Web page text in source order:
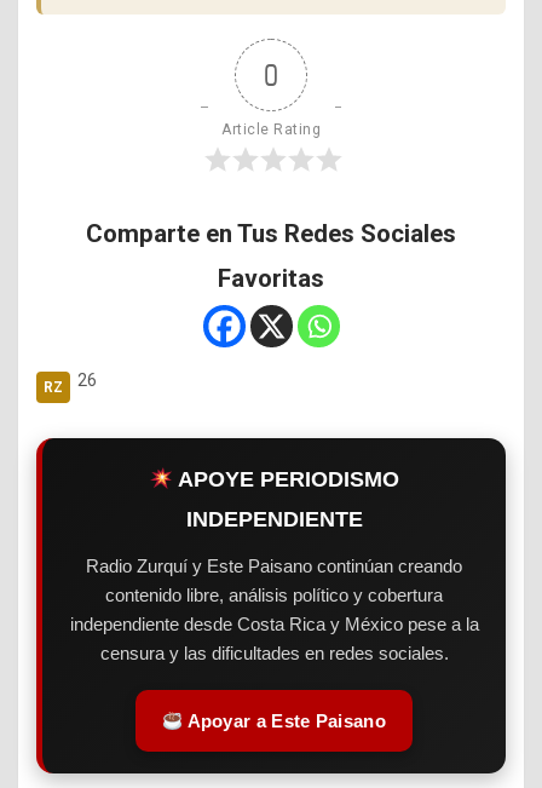
0
Article Rating
Comparte en Tus Redes Sociales
Favoritas
26
APOYE PERIODISMO
INDEPENDIENTE
Radio Zurquí y Este Paisano continúan creando
contenido libre, análisis político y cobertura
independiente desde Costa Rica y México pese a la
censura y las dificultades en redes sociales.
Apoyar a Este Paisano